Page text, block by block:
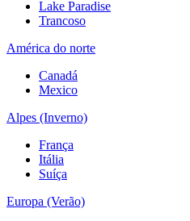
Lake Paradise
Trancoso
América do norte
Canadá
Mexico
Alpes (Inverno)
França
Itália
Suíça
Europa (Verão)